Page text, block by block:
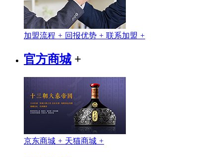
加盟流程 + 回报优势 + 联系加盟 +
官方商城 +
京东商城 + 天猫商城 +